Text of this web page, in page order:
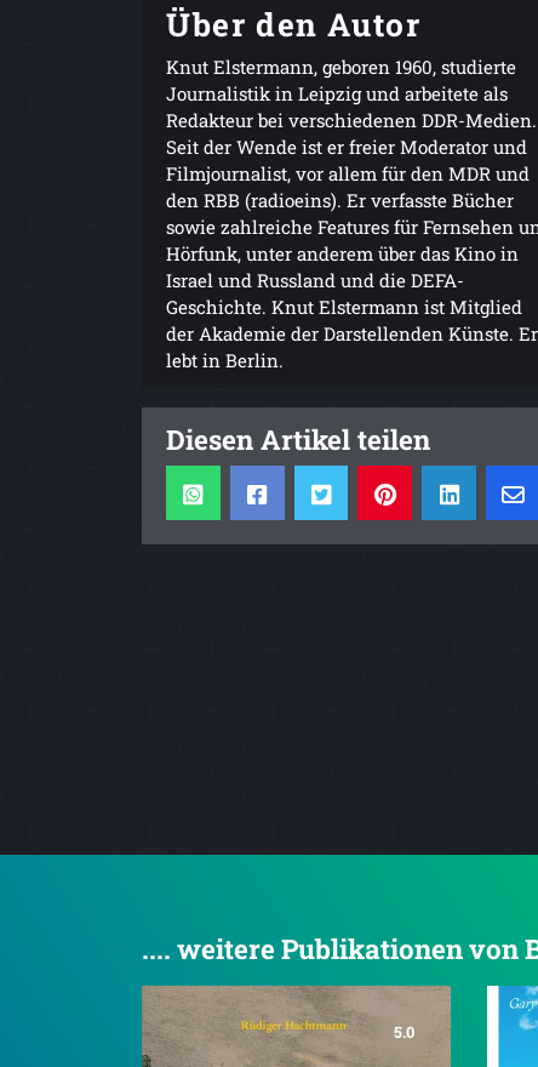
Über den Autor
Knut Elstermann, geboren 1960, studierte
Journalistik in Leipzig und arbeitete als
Redakteur bei verschiedenen DDR-Medien.
Seit der Wende ist er freier Moderator und
Filmjournalist, vor allem für den MDR und
den RBB (radioeins). Er verfasste Bücher
sowie zahlreiche Features für Fernsehen
Hörfunk, unter anderem über das Kino in
Israel und Russland und die DEFA-
Geschichte. Knut Elstermann ist Mitglied
der Akademie der Darstellenden Künste. Er
lebt in Berlin.
Diesen Artikel teilen
.... weitere Publikationen von
5.0